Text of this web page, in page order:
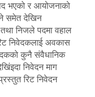
भएको र आयोजनाको
समेत देखिन
निजले पदमा वहाल
निवेदकलाई अवकास
कुनै संवैधानिक
निवेदन माग
रिट निवेदन